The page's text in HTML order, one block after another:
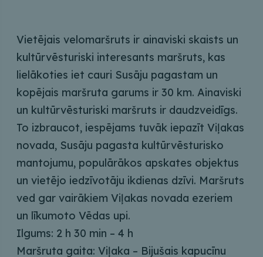
Vietējais velomaršruts ir ainaviski skaists un
kultūrvēsturiski interesants maršruts, kas
lielākoties iet cauri Susāju pagastam un
kopējais maršruta garums ir 30 km. Ainaviski
un kultūrvēsturiski maršruts ir daudzveidīgs.
To izbraucot, iespējams tuvāk iepazīt Viļakas
novada, Susāju pagasta kultūrvēsturisko
mantojumu, populārākos apskates objektus
un vietējo iedzīvotāju ikdienas dzīvi. Maršruts
ved gar vairākiem Viļakas novada ezeriem
un līkumoto Vēdas upi.
Ilgums: 2 h 30 min – 4 h
Maršruta gaita: Viļaka – Bijušais kapucīnu